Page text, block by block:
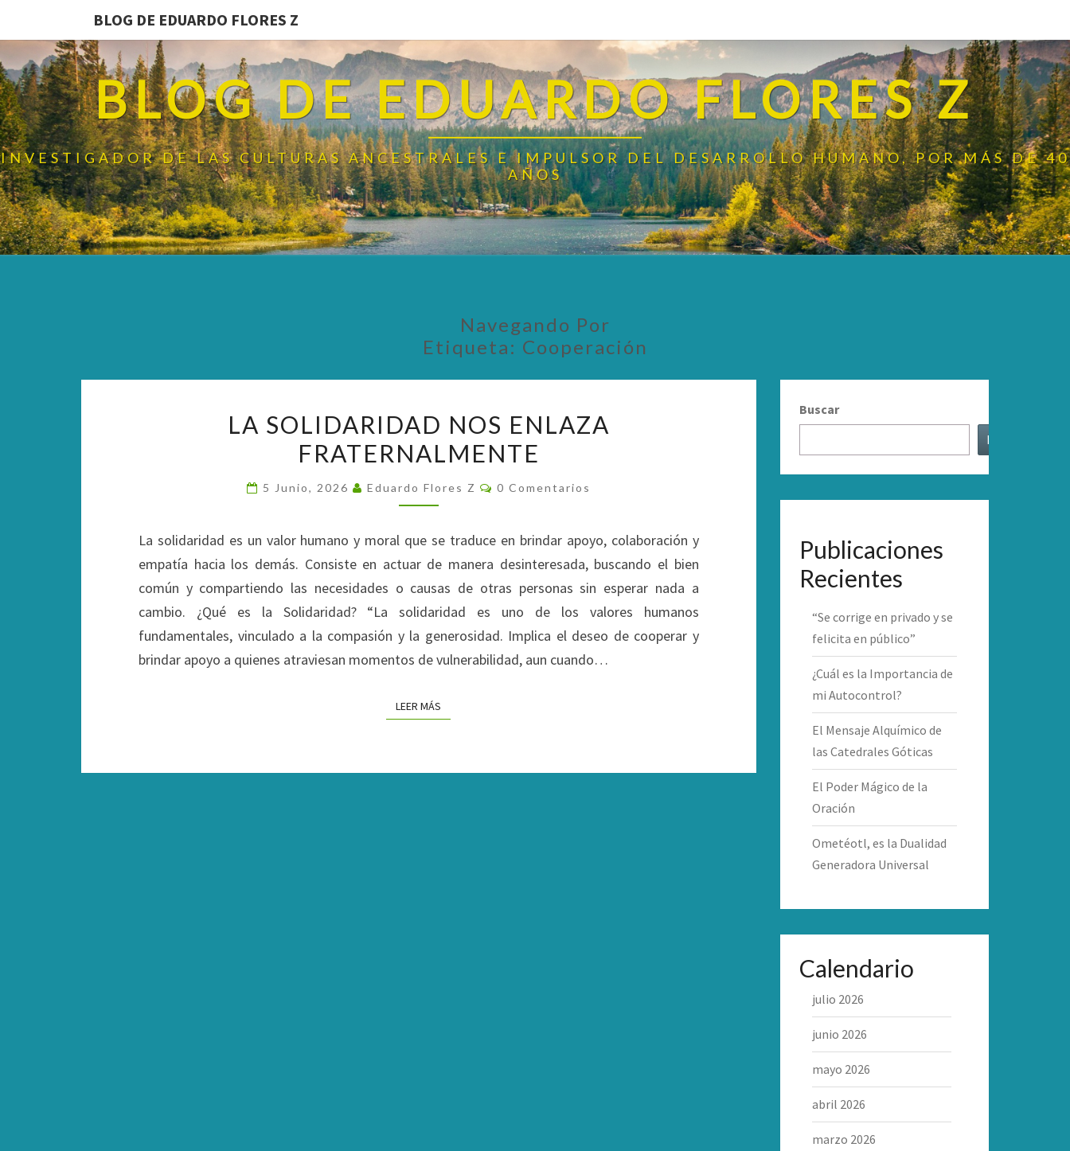
BLOG DE EDUARDO FLORES Z
BLOG DE EDUARDO FLORES Z
INVESTIGADOR DE LAS CULTURAS ANCESTRALES E IMPULSOR DEL DESARROLLO HUMANO, POR MÁS DE 40
AÑOS
Navegando Por
Etiqueta: Cooperación
SOLIDARIDAD
NOS
FRATERNALMENTE
LA SOLIDARIDAD NOS ENLAZA
FRATERNALMENTE
5 Junio, 2026 Eduardo Flores Z Comentarios
0 Comentarios
La solidaridad es un valor humano y moral que se traduce en brindar apoyo, colaboración y
empatía hacia los demás. Consiste en actuar de manera desinteresada, buscando el bien
común y compartiendo las necesidades o causas de otras personas sin esperar nada a
cambio. ¿Qué es la Solidaridad? “La solidaridad es uno de los valores humanos
fundamentales, vinculado a la compasión y la generosidad. Implica el deseo de cooperar y
brindar apoyo a quienes atraviesan momentos de vulnerabilidad, aun cuando…
LEER MÁS
Buscar
Buscar
Publicaciones
Recientes
“Se corrige en privado y se
felicita en público”
¿Cuál es la Importancia de
mi Autocontrol?
El Mensaje Alquímico de
las Catedrales Góticas
El Poder Mágico de la
Oración
Ometéotl, es la Dualidad
Generadora Universal
Calendario
julio 2026
junio 2026
mayo 2026
abril 2026
marzo 2026